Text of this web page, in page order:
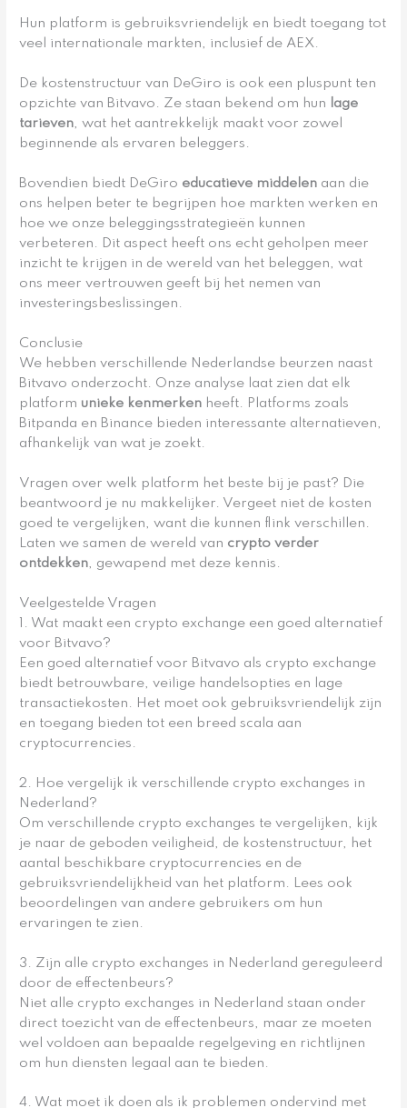
Hun platform is gebruiksvriendelijk en biedt toegang tot
veel internationale markten, inclusief de AEX.
De kostenstructuur van DeGiro is ook een pluspunt ten
opzichte van Bitvavo. Ze staan bekend om hun lage
tarieven, wat het aantrekkelijk maakt voor zowel
beginnende als ervaren beleggers.
Bovendien biedt DeGiro educatieve middelen aan die
ons helpen beter te begrijpen hoe markten werken en
hoe we onze beleggingsstrategieën kunnen
verbeteren. Dit aspect heeft ons echt geholpen meer
inzicht te krijgen in de wereld van het beleggen, wat
ons meer vertrouwen geeft bij het nemen van
investeringsbeslissingen.
Conclusie
We hebben verschillende Nederlandse beurzen naast
Bitvavo onderzocht. Onze analyse laat zien dat elk
platform unieke kenmerken heeft. Platforms zoals
Bitpanda en Binance bieden interessante alternatieven,
afhankelijk van wat je zoekt.
Vragen over welk platform het beste bij je past? Die
beantwoord je nu makkelijker. Vergeet niet de kosten
goed te vergelijken, want die kunnen flink verschillen.
Laten we samen de wereld van crypto verder
ontdekken, gewapend met deze kennis.
Veelgestelde Vragen
1. Wat maakt een crypto exchange een goed alternatief
voor Bitvavo?
Een goed alternatief voor Bitvavo als crypto exchange
biedt betrouwbare, veilige handelsopties en lage
transactiekosten. Het moet ook gebruiksvriendelijk zijn
en toegang bieden tot een breed scala aan
cryptocurrencies.
2. Hoe vergelijk ik verschillende crypto exchanges in
Nederland?
Om verschillende crypto exchanges te vergelijken, kijk
je naar de geboden veiligheid, de kostenstructuur, het
aantal beschikbare cryptocurrencies en de
gebruiksvriendelijkheid van het platform. Lees ook
beoordelingen van andere gebruikers om hun
ervaringen te zien.
3. Zijn alle crypto exchanges in Nederland gereguleerd
door de effectenbeurs?
Niet alle crypto exchanges in Nederland staan onder
direct toezicht van de effectenbeurs, maar ze moeten
wel voldoen aan bepaalde regelgeving en richtlijnen
om hun diensten legaal aan te bieden.
4. Wat moet ik doen als ik problemen ondervind met